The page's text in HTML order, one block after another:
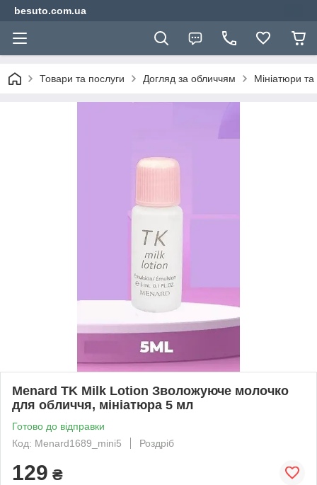
besuto.com.ua
Товари та послуги Догляд за обличчям Мініатюри
Menard TK Milk Lotion Зволожуюче молочко
для обличчя, мініатюра 5 мл
Готово до відправки
Код: Menard1689_mini5
Роздріб
129 ₴